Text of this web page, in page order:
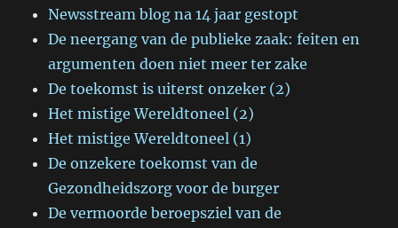
Newsstream blog na 14 jaar gestopt
De neergang van de publieke zaak: feiten en
argumenten doen niet meer ter zake
De toekomst is uiterst onzeker (2)
Het mistige Wereldtoneel (2)
Het mistige Wereldtoneel (1)
De onzekere toekomst van de
Gezondheidszorg voor de burger
De vermoorde beroepsziel van de